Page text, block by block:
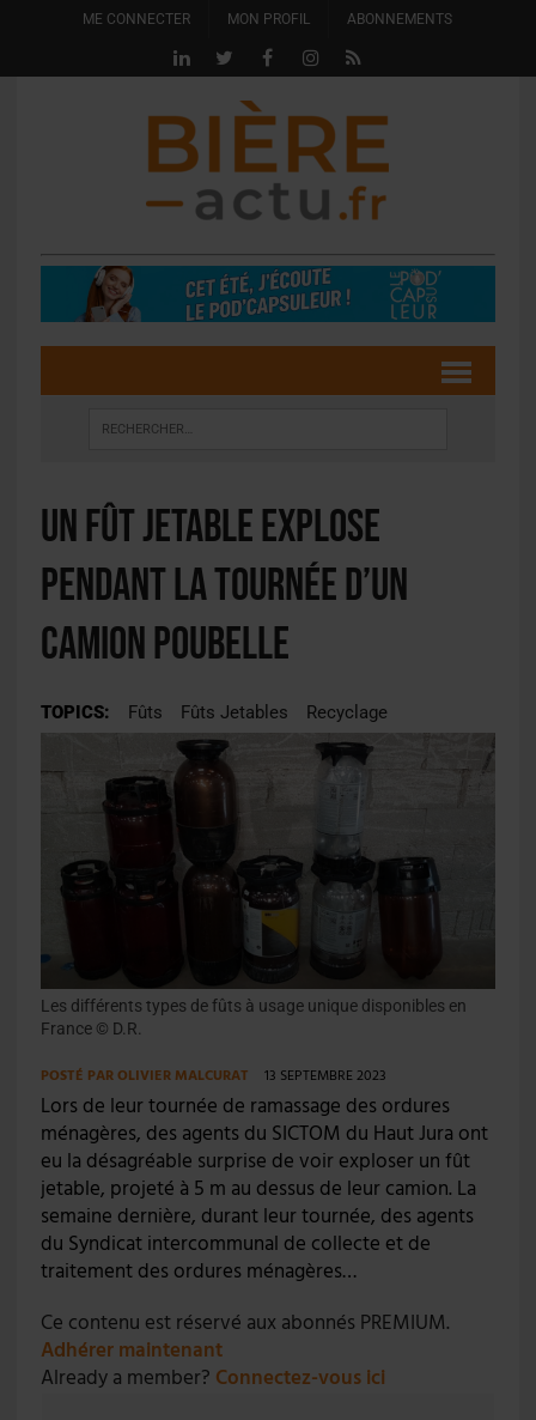
ME CONNECTER MON PROFIL ABONNEMENTS
Un fût jetable explose
pendant la tournée d’un
camion poubelle
TOPICS: Fûts Fûts Jetables Recyclage
Les différents types de fûts à usage unique disponibles en
France © D.R.
POSTÉ PAROLIVIER MALCURAT 13 SEPTEMBRE 2023
Lors de leur tournée de ramassage des ordures
ménagères, des agents du SICTOM du Haut Jura ont
eu la désagréable surprise de voir exploser un fût
jetable, projeté à 5 m au dessus de leur camion. La
semaine dernière, durant leur tournée, des agents
du Syndicat intercommunal de collecte et de
traitement des ordures ménagères…
Ce contenu est réservé aux abonnés PREMIUM.
Adhérer maintenant
Already a member? Connectez-vous ici